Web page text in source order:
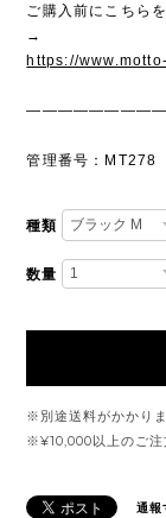
ご購入前にこちら
→
https://
管理番号：MT278
種類
数量
※別途送料がかかりま
※¥10,000以上のご注
通報